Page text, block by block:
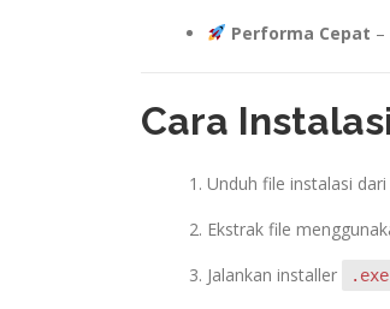
Performa Cepat
Cara
Unduh file instalasi
Ekstrak file
Jalankan installer
.exe